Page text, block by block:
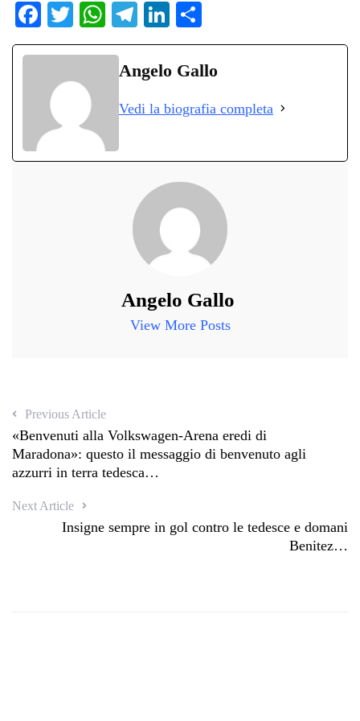
Fa
ce
ok
T
wi
r
W
ha
ts
pp
Te
le
gr
m
Li
nk
ed
on
di
di
Angelo Gallo
Vedi la biografia completa
Angelo Gallo
View More Posts
Previous Article
«Benvenuti alla Volkswagen-Arena eredi di
Maradona»: questo il messaggio di benvenuto agli
azzurri in terra tedesca…
Next Article
Insigne sempre in gol contro le tedesce e domani
Benitez…